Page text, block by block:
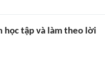
học tập và làm theo lời